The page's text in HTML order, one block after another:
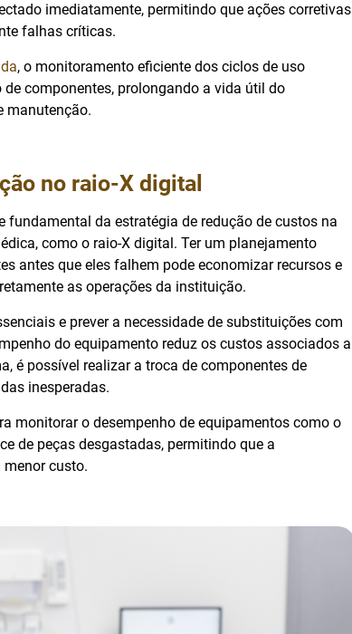
imediatamente, permitindo que ações corretivas
falhas críticas.
, o monitoramento eficiente dos ciclos de uso
componentes, prolongando a vida útil do
manutenção.
no raio-X digital
fundamental da estratégia de redução de custos na
como o raio-X digital. Ter um planejamento
antes que eles falhem pode economizar recursos e
as operações da instituição.
e prever a necessidade de substituições com
do equipamento reduz os custos associados a
é possível realizar a troca de componentes de
inesperadas.
monitorar o desempenho de equipamentos como o
de peças desgastadas, permitindo que a
custo.